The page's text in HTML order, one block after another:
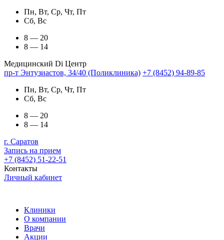
Пн, Вт, Ср, Чт, Пт
Сб, Вс
8 — 20
8 — 14
Медицинский Di Центр
пр-т Энтузиастов, 34/40 (Поликлиника) +7 (8452) 94-89-85
Пн, Вт, Ср, Чт, Пт
Сб, Вс
8 — 20
8 — 14
г. Саратов
Запись на прием
+7 (8452) 51-22-51
Контакты
Личный кабинет
Клиники
О компании
Врачи
Акции